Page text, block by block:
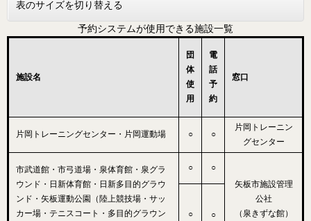
表のサイズを切り替える
予約システムが使用できる施設一覧
施設名
団
体
使
用
電
話
予
約
窓口
片岡トレーニングセンター・片岡運動場 ○ ○
片岡トレーニン
グセンター
市武道館・市弓道場・泉体育館・泉グラ
ウンド・日新体育館・日新多目的グラウ
ンド・矢板運動公園（陸上競技場・サッ
カー場・テニスコート・多目的グラウン
○
○
矢板市施設管理
公社
（泉きずな館）
○ ○